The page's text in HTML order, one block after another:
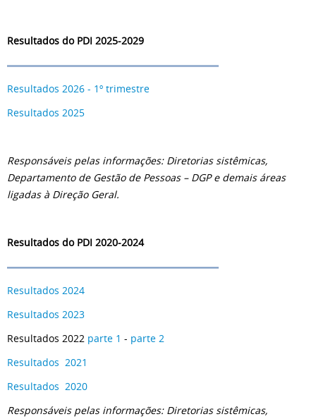
Resultados do PDI 2025-2029
Resultados 2026 - 1º trimestre
Resultados 2025
Responsáveis pelas informações: Diretorias sistêmicas,
Departamento de Gestão de Pessoas – DGP e demais áreas
ligadas à Direção Geral.
Resultados do PDI 2020-2024
Resultados 2024
Resultados 2023
Resultados 2022 parte 1 - parte 2
Resultados 2021
Resultados 2020
Responsáveis pelas informações: Diretorias sistêmicas,